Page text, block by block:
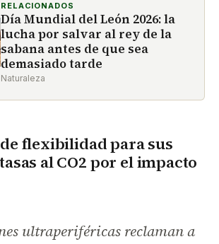
RELACIONADOS
Día Mundial del León 2026: la
lucha por salvar al rey de la
sabana antes de que sea
demasiado tarde
Naturaleza
flexibilidad para sus
al CO2 por el impacto
ultraperiféricas reclaman a